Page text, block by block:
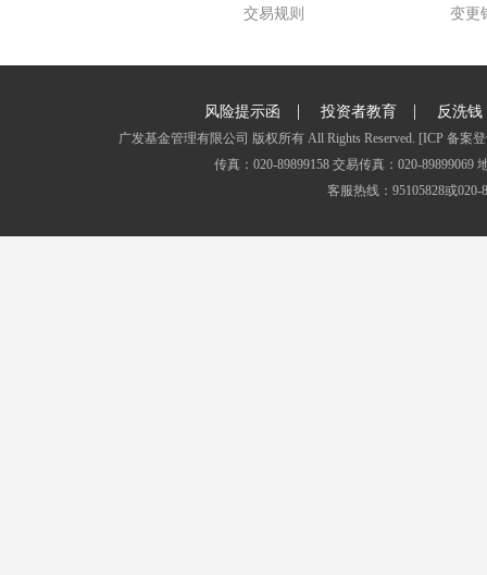
交易规则 变更
风险提示函 | 投资者教育 | 反洗钱
广发基金管理有限公司 版权所有 All Rights Reserved. [ICP 备案
传真：020-89899158 交易传真：020-
客服热线：95105828或020-